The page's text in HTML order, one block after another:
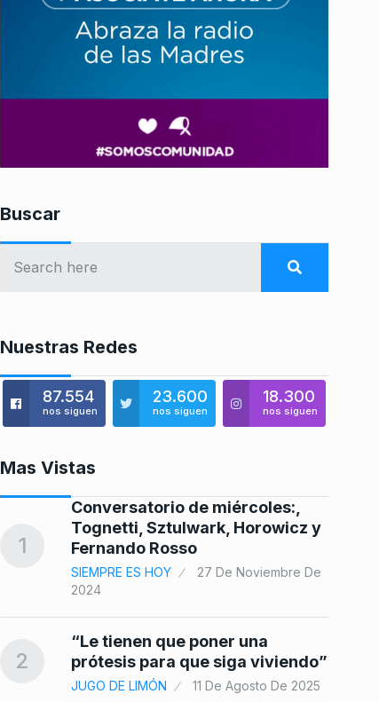
Buscar
Nuestras Redes
87.554
nos siguen
23.600
nos siguen
18.300
nos siguen
Mas Vistas
1
Conversatorio de miércoles:,
Tognetti, Sztulwark, Horowicz y
Fernando Rosso
SIEMPRE ES HOY
27 De Noviembre De
2024
2
“Le tienen que poner una
prótesis para que siga viviendo”
JUGO DE LIMÓN 11 De Agosto De 2025